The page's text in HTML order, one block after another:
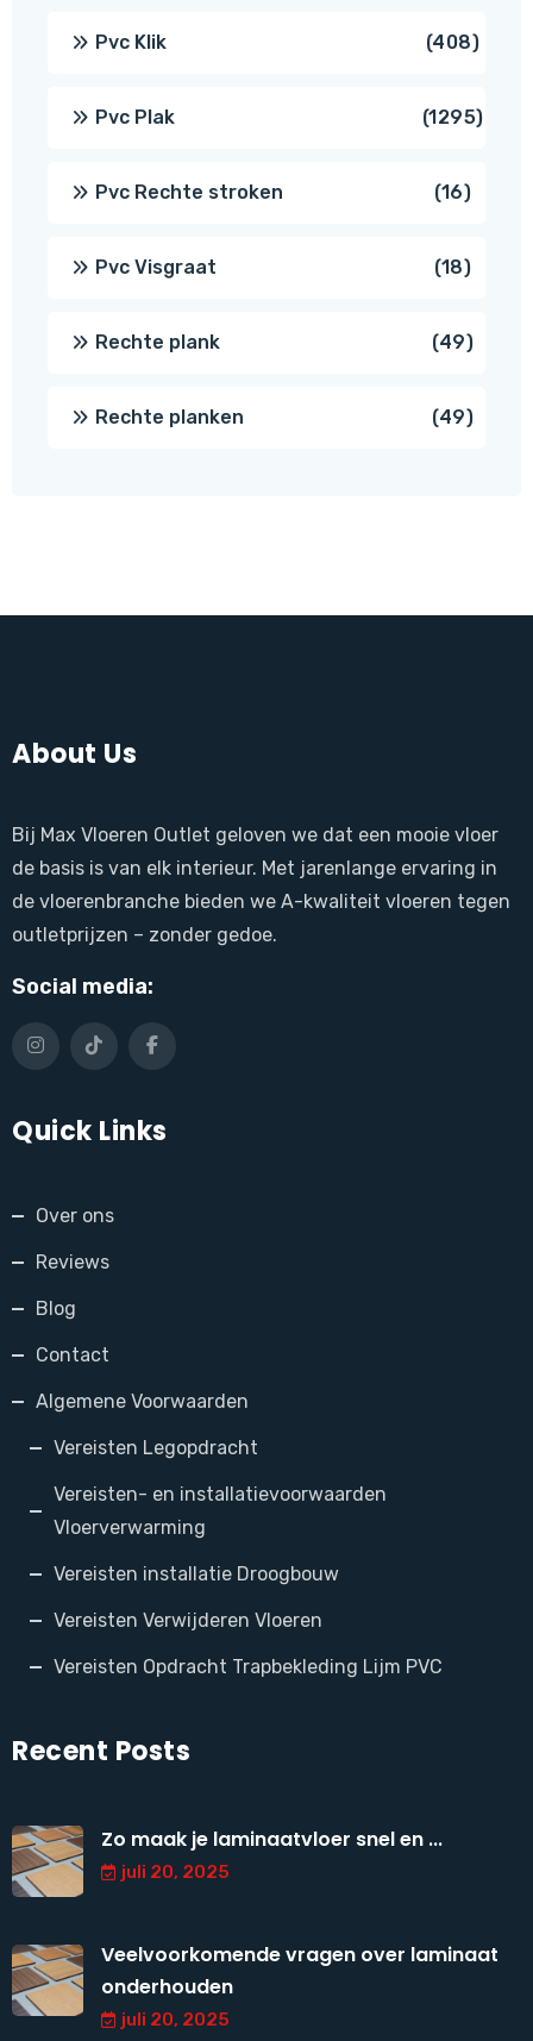
Pvc Klik 408408
Pvc Plak 12951295
Pvc Rechte stroken 1616
Pvc Visgraat 1818
Rechte plank 4949
Rechte planken 4949
About Us
Bij Max Vloeren Outlet geloven we dat een mooie vloer
de basis is van elk interieur. Met jarenlange ervaring in
de vloerenbranche bieden we A-kwaliteit vloeren tegen
outletprijzen – zonder gedoe.
Social media:
Quick Links
Over ons
Reviews
Blog
Contact
Algemene Voorwaarden
Vereisten Legopdracht
Vereisten- en installatievoorwaarden
Vloerverwarming
Vereisten installatie Droogbouw
Vereisten Verwijderen Vloeren
Vereisten Opdracht Trapbekleding Lijm PVC
Recent Posts
Zo maak je laminaatvloer snel en ...
juli 20, 2025
Veelvoorkomende vragen over laminaat
onderhouden
juli 20, 2025